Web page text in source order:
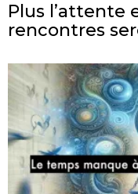
Plus l’attente
rencontres